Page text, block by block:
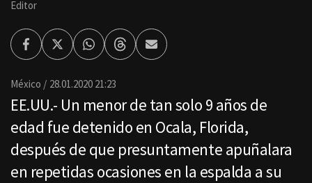
Editor
FacebookTwitterWhatsappThreadsEnviar
por
México 28.01.2020 21:23
EE.UU.- Un menor de tan solo 9 años de
edad fue detenido en Ocala, Florida,
después de que presuntamente apuñalara
en repetidas ocasiones en la espalda a su